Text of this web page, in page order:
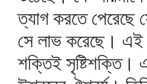
ত্যাগ করতে পেরেছে
সে লাভ করেছে। এই
শক্তিই সৃষ্টিশক্তি।